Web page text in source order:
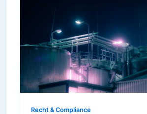
Recht & Compliance